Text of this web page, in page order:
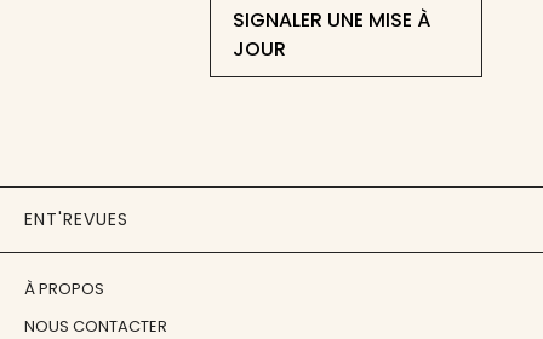
SIGNALER UNE MISE À
JOUR
ENT'REVUES
À PROPOS
NOUS CONTACTER